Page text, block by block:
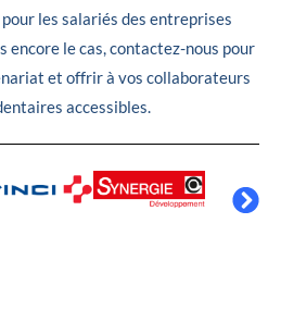
les salariés des entreprises
encore le cas, contactez-nous pour
et offrir à vos collaborateurs
accessibles.